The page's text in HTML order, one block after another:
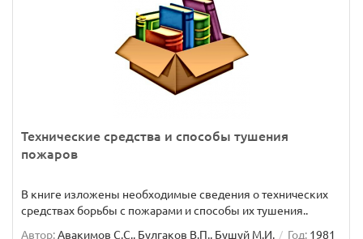
Технические средства и способы тушения
пожаров
В книге изложены необходимые сведения о технических
средствах борьбы с пожарами и способы их тушения..
Автор:Авакимов С.С., Булгаков В.П., Бушуй М.И. Год: 1981